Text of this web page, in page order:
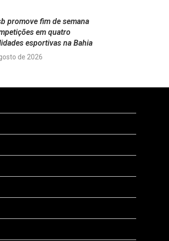
promove fim de semana
em quatro
esportivas na Bahia
de 2026